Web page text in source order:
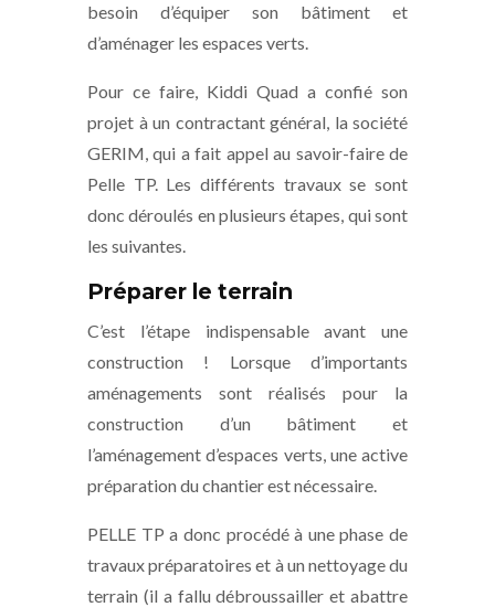
besoin d’équiper son bâtiment et
d’aménager les espaces verts.
Pour ce faire, Kiddi Quad a confié son
projet à un contractant général, la société
GERIM, qui a fait appel au savoir-faire de
Pelle TP. Les différents travaux se sont
donc déroulés en plusieurs étapes, qui sont
les suivantes.
Préparer le terrain
C’est l’étape indispensable avant une
construction ! Lorsque d’importants
aménagements sont réalisés pour la
construction d’un bâtiment et
l’aménagement d’espaces verts, une active
préparation du chantier est nécessaire.
PELLE TP a donc procédé à une phase de
travaux préparatoires et à un nettoyage du
terrain (il a fallu débroussailler et abattre